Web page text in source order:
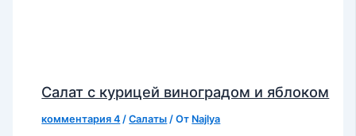
Салат с курицей виноградом и яблоком
комментария 4 /Салаты / От Najlya